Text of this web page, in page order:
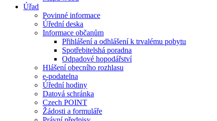
Úřad
Povinné informace
Úřední deska
Informace občanům
Přihlášení a odhlášení k trvalému pobytu
Spotřebitelshá poradna
Odpadové hopodářství
Hlášení obecního rozhlasu
e-podatelna
Úřední hodiny
Datová schránka
Czech POINT
Žádosti a formuláře